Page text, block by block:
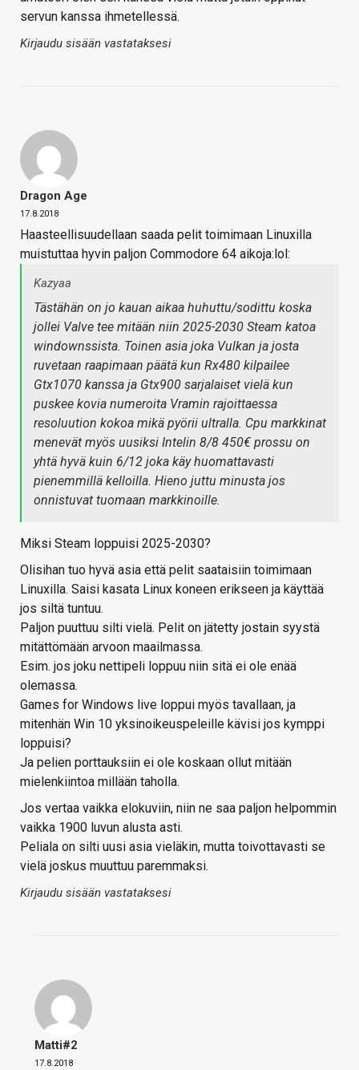
servun kanssa ihmetellessä.
Kirjaudu sisään vastataksesi
Dragon Age
17.8.2018
Haasteellisuudellaan saada pelit toimimaan Linuxilla
muistuttaa hyvin paljon Commodore 64 aikoja:lol:
Kazyaa
Tästähän on jo kauan aikaa huhuttu/sodittu koska
jollei Valve tee mitään niin 2025-2030 Steam katoa
windownssista. Toinen asia joka Vulkan ja josta
ruvetaan raapimaan päätä kun Rx480 kilpailee
Gtx1070 kanssa ja Gtx900 sarjalaiset vielä kun
puskee kovia numeroita Vramin rajoittaessa
resoluution kokoa mikä pyörii ultralla. Cpu markkinat
menevät myös uusiksi Intelin 8/8 450€ prossu on
yhtä hyvä kuin 6/12 joka käy huomattavasti
pienemmillä kelloilla. Hieno juttu minusta jos
onnistuvat tuomaan markkinoille.
Miksi Steam loppuisi 2025-2030?
Olisihan tuo hyvä asia että pelit saataisiin toimimaan
Linuxilla. Saisi kasata Linux koneen erikseen ja käyttää
jos siltä tuntuu.
Paljon puuttuu silti vielä. Pelit on jätetty jostain syystä
mitättömään arvoon maailmassa.
Esim. jos joku nettipeli loppuu niin sitä ei ole enää
olemassa.
Games for Windows live loppui myös tavallaan, ja
mitenhän Win 10 yksinoikeuspeleille kävisi jos kymppi
loppuisi?
Ja pelien porttauksiin ei ole koskaan ollut mitään
mielenkiintoa millään taholla.
Jos vertaa vaikka elokuviin, niin ne saa paljon helpommin
vaikka 1900 luvun alusta asti.
Peliala on silti uusi asia vieläkin, mutta toivottavasti se
vielä joskus muuttuu paremmaksi.
Kirjaudu sisään vastataksesi
Matti#2
17.8.2018